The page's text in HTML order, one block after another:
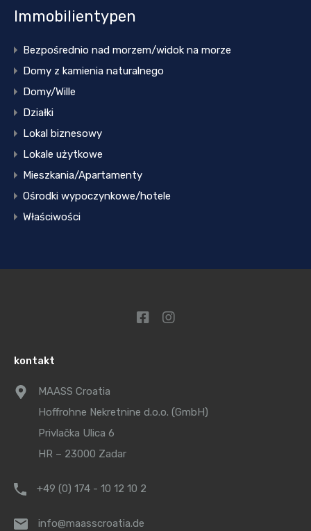
Immobilientypen
Bezpośrednio nad morzem/widok na morze
Domy z kamienia naturalnego
Domy/Wille
Działki
Lokal biznesowy
Lokale użytkowe
Mieszkania/Apartamenty
Ośrodki wypoczynkowe/hotele
Właściwości
kontakt
MAASS Croatia
Hoffrohne Nekretnine d.o.o. (GmbH)
Privlačka Ulica 6
HR – 23000 Zadar
+49 (0) 174 - 10 12 10 2
info@maasscroatia.de